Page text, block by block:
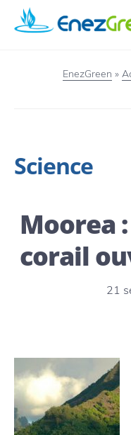
Passer
au
mind!
EnezGreen »
Science
Moorea
corail
21